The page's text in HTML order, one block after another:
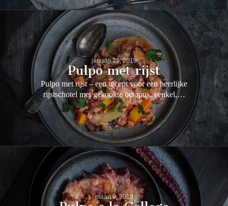
januari 25, 2019
Pulpo met rijst
Pulpo met rijst – een recept voor een heerlijke
rijstschotel met gekookte octopus, venkel,…
maart 9, 2018